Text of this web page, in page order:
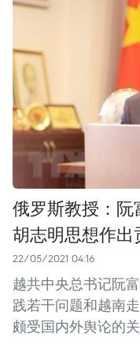
俄罗斯教授：
胡志明思想作出
22/05/2021 04:16
越共中央总书记阮
践若干问题和越南
颇受国内外舆论的关